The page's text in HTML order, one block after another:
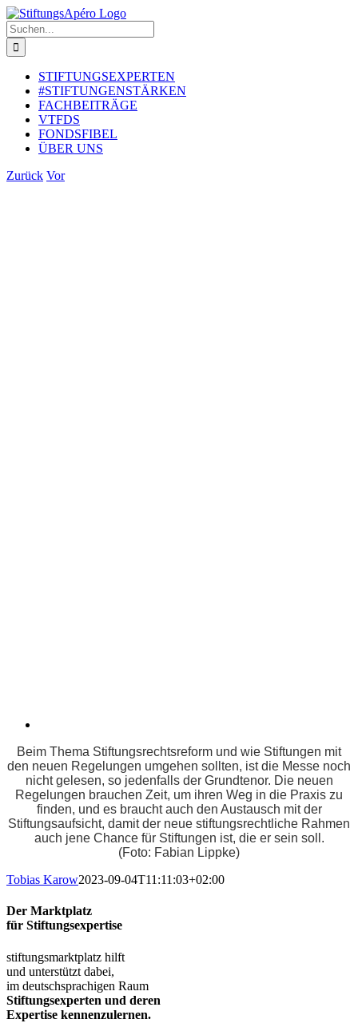
Zum
Inhalt
springen
Suche
nach:
STIFTUNGSEXPERTEN
#STIFTUNGENSTÄRKEN
FACHBEITRÄGE
VTFDS
FONDSFIBEL
ÜBER UNS
Zurück Vor
Beim Thema Stiftungsrechtsreform und wie Stiftungen mit
den neuen Regelungen umgehen sollten, ist die Messe noch
nicht gelesen, so jedenfalls der Grundtenor. Die neuen
Regelungen brauchen Zeit, um ihren Weg in die Praxis zu
finden, und es braucht auch den Austausch mit der
Stiftungsaufsicht, damit der neue stiftungsrechtliche Rahmen
auch jene Chance für Stiftungen ist, die er sein soll.
(Foto: Fabian Lippke)
Tobias Karow2023-09-04T11:11:03+02:00
Der Marktplatz
für Stiftungsexpertise
stiftungsmarktplatz hilft
und unterstützt dabei,
im deutschsprachigen Raum
Stiftungsexperten und deren
Expertise kennenzulernen.